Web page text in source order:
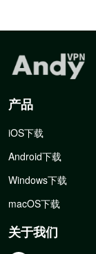
产品
iOS下载
Android下载
Windows下载
macOS下载
关于我们